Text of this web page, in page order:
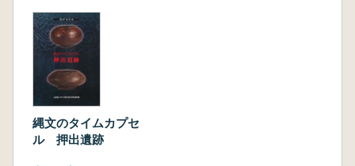
縄文のタイムカプセ
ル 押出遺跡